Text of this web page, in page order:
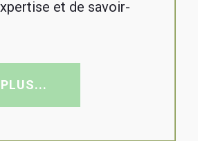
et de savoir-